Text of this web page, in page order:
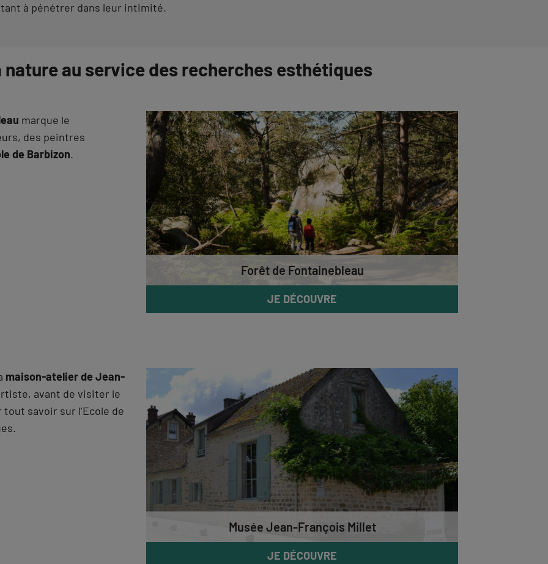
à pénétrer dans leur intimité.
nature au service des recherches esthétiques
marque le
des peintres
de Barbizon.
Forêt de Fontainebleau
JE DÉCOUVRE
maison-atelier de Jean-
avant de visiter le
tout savoir sur l’Ecole de
Musée Jean-François Millet
JE DÉCOUVRE